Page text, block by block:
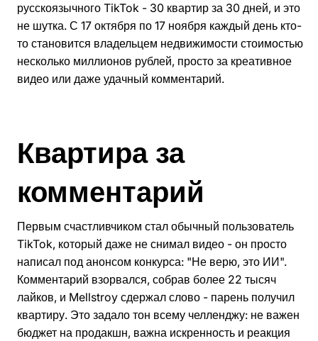
русскоязычного TikTok - 30 квартир за 30 дней, и это
не шутка. С 17 октября по 17 ноября каждый день кто-
то становится владельцем недвижимости стоимостью
несколько миллионов рублей, просто за креативное
видео или даже удачный комментарий.
Квартира за
комментарий
Первым счастливчиком стал обычный пользователь
TikTok, который даже не снимал видео - он просто
написал под анонсом конкурса: "Не верю, это ИИ".
Комментарий взорвался, собрав более 22 тысяч
лайков, и Mellstroy сдержал слово - парень получил
квартиру. Это задало тон всему челленджу: не важен
бюджет на продакшн, важна искренность и реакция